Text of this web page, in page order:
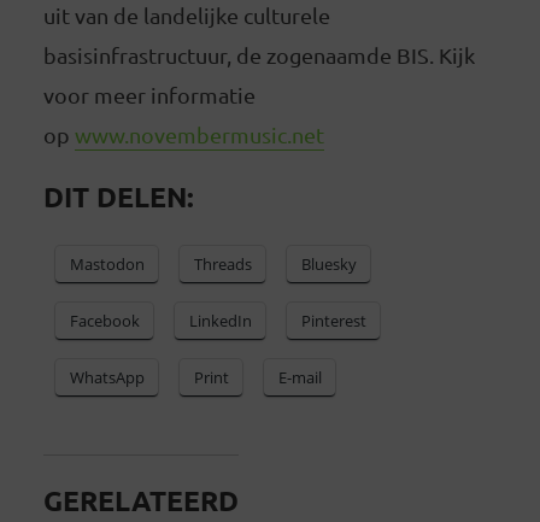
uit van de landelijke culturele
basisinfrastructuur, de zogenaamde BIS. Kijk
voor meer informatie
op www.novembermusic.net
DIT DELEN:
Mastodon Threads Bluesky
Facebook LinkedIn Pinterest
WhatsApp Print E-mail
GERELATEERD